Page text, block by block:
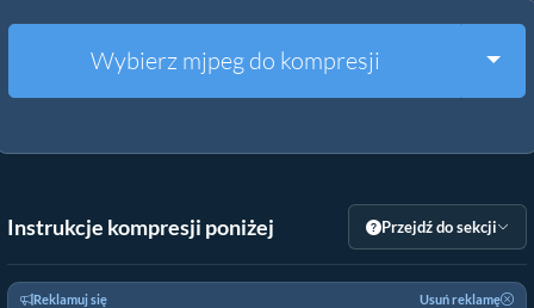
Inne narzędzia
Wybierz mjpeg do kompresji
Instrukcje kompresji poniżej Przejdź do sekcji
Reklamuj się Usuń reklamę